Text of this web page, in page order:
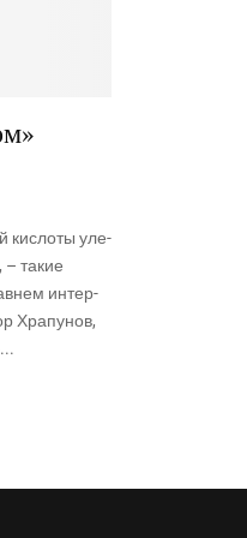
кис­ло­ты уле­
такие
интер­
Хра­пу­нов,